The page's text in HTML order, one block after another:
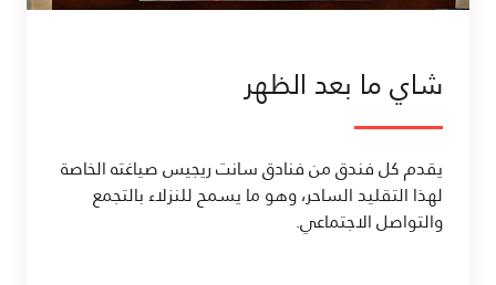
شاي ما بعد الظهر
يقدم كل فندق من فنادق سانت ريجيس صياغته الخاصة
لهذا التقليد الساحر، وهو ما يسمح للنزلاء بالتجمع
والتواصل الاجتماعي.